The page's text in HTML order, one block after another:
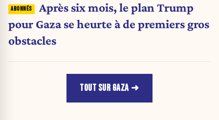
Après six mois, le plan Trump
pour Gaza se heurte à de premiers gros
obstacles
TOUT SUR GAZA